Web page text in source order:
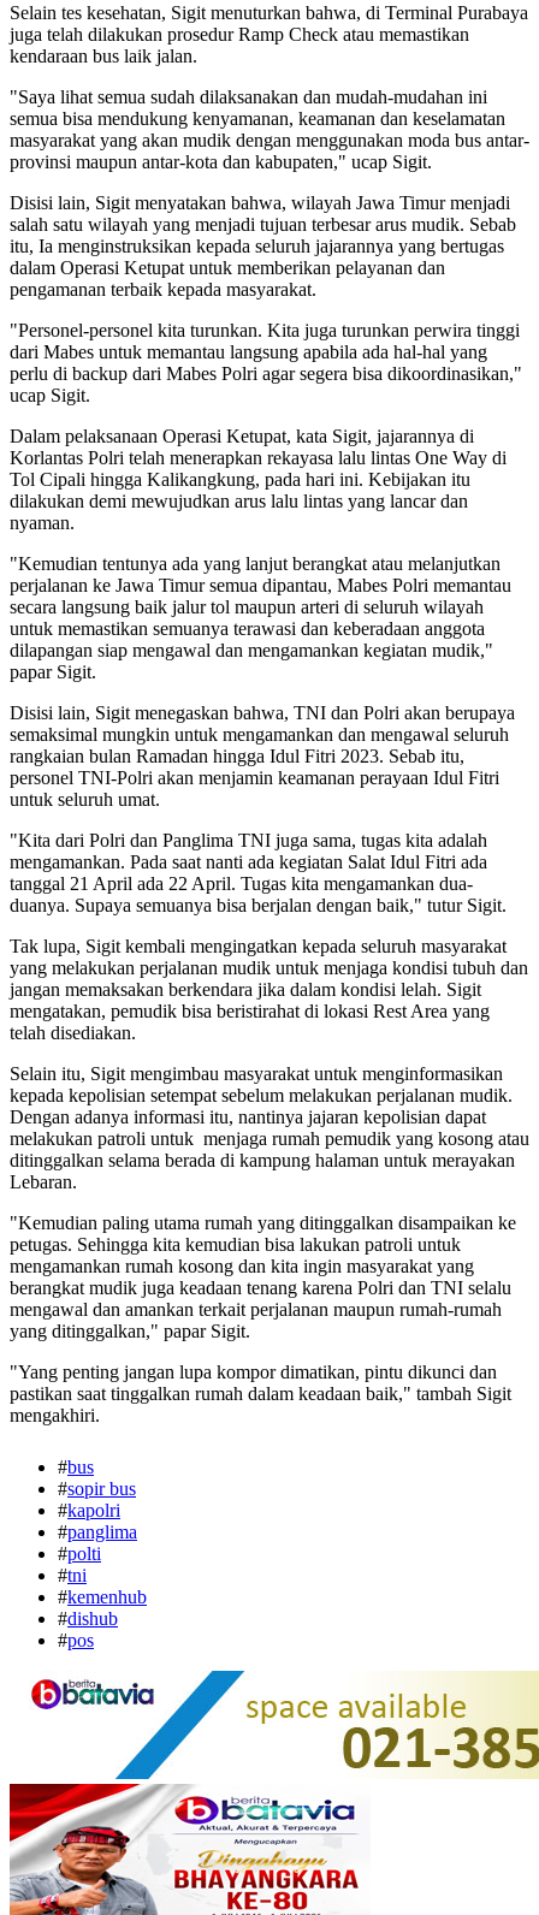
Selain tes kesehatan, Sigit menuturkan bahwa, di Terminal Purabaya
juga telah dilakukan prosedur Ramp Check atau memastikan
kendaraan bus laik jalan.
"Saya lihat semua sudah dilaksanakan dan mudah-mudahan ini
semua bisa mendukung kenyamanan, keamanan dan keselamatan
masyarakat yang akan mudik dengan menggunakan moda bus antar-
provinsi maupun antar-kota dan kabupaten," ucap Sigit.
Disisi lain, Sigit menyatakan bahwa, wilayah Jawa Timur menjadi
salah satu wilayah yang menjadi tujuan terbesar arus mudik. Sebab
itu, Ia menginstruksikan kepada seluruh jajarannya yang bertugas
dalam Operasi Ketupat untuk memberikan pelayanan dan
pengamanan terbaik kepada masyarakat.
"Personel-personel kita turunkan. Kita juga turunkan perwira tinggi
dari Mabes untuk memantau langsung apabila ada hal-hal yang
perlu di backup dari Mabes Polri agar segera bisa dikoordinasikan,"
ucap Sigit.
Dalam pelaksanaan Operasi Ketupat, kata Sigit, jajarannya di
Korlantas Polri telah menerapkan rekayasa lalu lintas One Way di
Tol Cipali hingga Kalikangkung, pada hari ini. Kebijakan itu
dilakukan demi mewujudkan arus lalu lintas yang lancar dan
nyaman.
"Kemudian tentunya ada yang lanjut berangkat atau melanjutkan
perjalanan ke Jawa Timur semua dipantau, Mabes Polri memantau
secara langsung baik jalur tol maupun arteri di seluruh wilayah
untuk memastikan semuanya terawasi dan keberadaan anggota
dilapangan siap mengawal dan mengamankan kegiatan mudik,"
papar Sigit.
Disisi lain, Sigit menegaskan bahwa, TNI dan Polri akan berupaya
semaksimal mungkin untuk mengamankan dan mengawal seluruh
rangkaian bulan Ramadan hingga Idul Fitri 2023. Sebab itu,
personel TNI-Polri akan menjamin keamanan perayaan Idul Fitri
untuk seluruh umat.
"Kita dari Polri dan Panglima TNI juga sama, tugas kita adalah
mengamankan. Pada saat nanti ada kegiatan Salat Idul Fitri ada
tanggal 21 April ada 22 April. Tugas kita mengamankan dua-
duanya. Supaya semuanya bisa berjalan dengan baik," tutur Sigit.
Tak lupa, Sigit kembali mengingatkan kepada seluruh masyarakat
yang melakukan perjalanan mudik untuk menjaga kondisi tubuh dan
jangan memaksakan berkendara jika dalam kondisi lelah. Sigit
mengatakan, pemudik bisa beristirahat di lokasi Rest Area yang
telah disediakan.
Selain itu, Sigit mengimbau masyarakat untuk menginformasikan
kepada kepolisian setempat sebelum melakukan perjalanan mudik.
Dengan adanya informasi itu, nantinya jajaran kepolisian dapat
melakukan patroli untuk menjaga rumah pemudik yang kosong atau
ditinggalkan selama berada di kampung halaman untuk merayakan
Lebaran.
"Kemudian paling utama rumah yang ditinggalkan disampaikan ke
petugas. Sehingga kita kemudian bisa lakukan patroli untuk
mengamankan rumah kosong dan kita ingin masyarakat yang
berangkat mudik juga keadaan tenang karena Polri dan TNI selalu
mengawal dan amankan terkait perjalanan maupun rumah-rumah
yang ditinggalkan," papar Sigit.
"Yang penting jangan lupa kompor dimatikan, pintu dikunci dan
pastikan saat tinggalkan rumah dalam keadaan baik," tambah Sigit
mengakhiri.
#bus
#sopir bus
#kapolri
#panglima
#polti
#tni
#kemenhub
#dishub
#pos